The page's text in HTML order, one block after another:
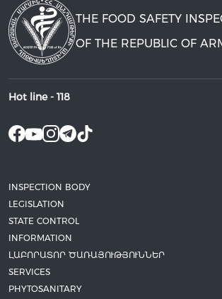
THE FOOD SAFETY
OF THE REPUBLIC OF
Hot line - 118
INSPECTION BODY
LEGISLATION
STATE CONTROL
INFORMATION
ԼԱԲՈՐԱՏՈՐ ԾԱՌԱՅՈՒԹՅՈՒՆՆԵՐ
SERVICES
PHYTOSANITARY